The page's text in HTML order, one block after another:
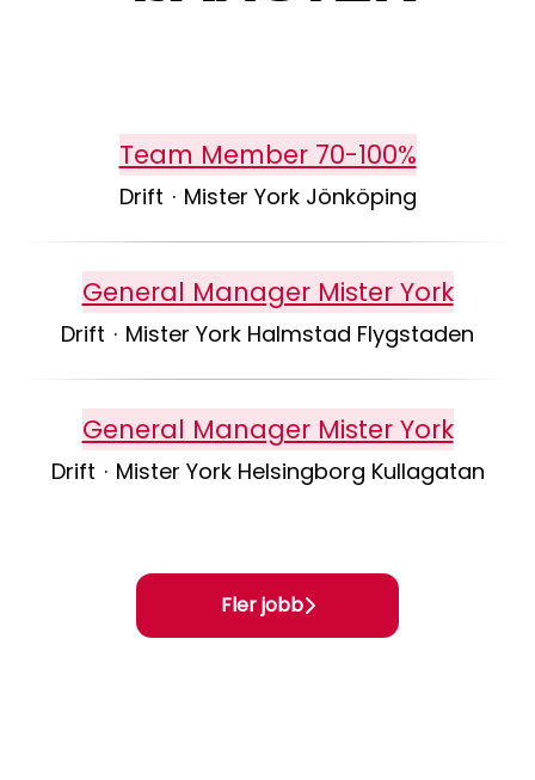
Team Member 70-100%
Drift · Mister York Jönköping
General Manager Mister York
Drift · Mister York Halmstad Flygstaden
General Manager Mister York
Drift · Mister York Helsingborg Kullagatan
Fler jobb